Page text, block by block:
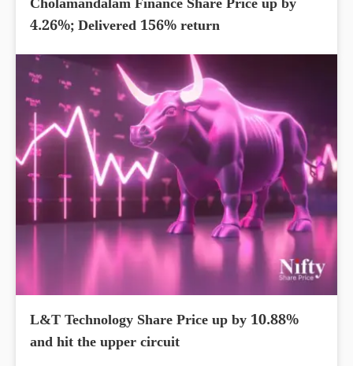
Cholamandalam Finance Share Price up by
4.26%; Delivered 156% return
L&T Technology Share Price up by 10.88%
and hit the upper circuit